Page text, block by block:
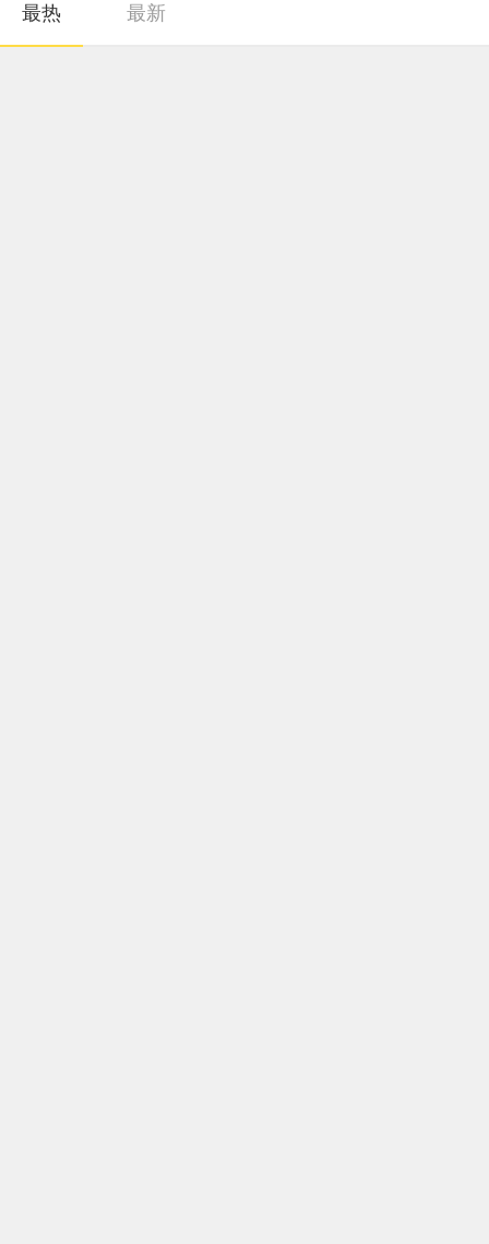
最热 最新